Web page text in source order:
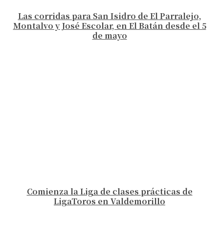
Las corridas para San Isidro de El Parralejo,
Montalvo y José Escolar, en El Batán desde el 5
de mayo
Comienza la Liga de clases prácticas de
LigaToros en Valdemorillo